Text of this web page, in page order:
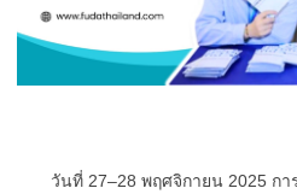
วันที่ 27–28 พฤศจิกายน 2025 กา